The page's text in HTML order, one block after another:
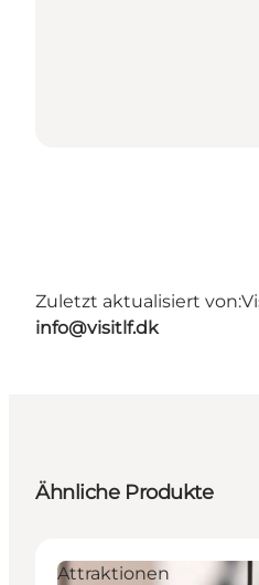
Zuletzt aktualisiert von:
info@visitlf.dk
Ähnliche Produkte
Attraktionen